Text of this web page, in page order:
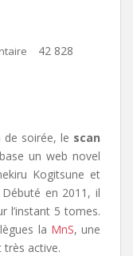
42 828
de soirée, le scan
un web novel
Kogitsune et
en 2011, il
l’instant 5 tomes.
la MnS, une
active.